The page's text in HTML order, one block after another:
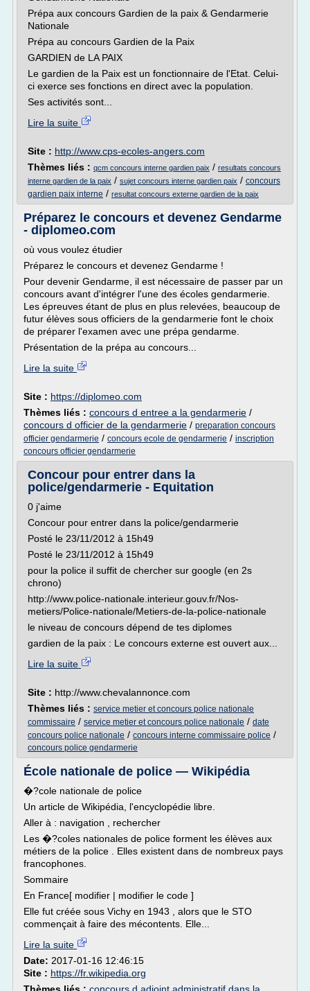
Prépa aux concours Gardien de la paix & Gendarmerie
Nationale
Prépa au concours Gardien de la Paix
GARDIEN de LA PAIX
Le gardien de la Paix est un fonctionnaire de l'Etat. Celui-
ci exerce ses fonctions en direct avec la population.
Ses activités sont...
Lire la suite
Site : http://www.cps-ecoles-angers.com
Thèmes liés : qcm concours interne gardien paix / resultats concours
interne gardien de la paix / sujet concours interne gardien paix / concours
gardien paix interne / resultat concours externe gardien de la paix
Préparez le concours et devenez Gendarme
- diplomeo.com
où vous voulez étudier
Préparez le concours et devenez Gendarme !
Pour devenir Gendarme, il est nécessaire de passer par un
concours avant d'intégrer l'une des écoles gendarmerie.
Les épreuves étant de plus en plus relevées, beaucoup de
futur élèves sous officiers de la gendarmerie font le choix
de préparer l'examen avec une prépa gendarme.
Présentation de la prépa au concours...
Lire la suite
Site : https://diplomeo.com
Thèmes liés : concours d entree a la gendarmerie /
concours d officier de la gendarmerie / preparation concours
officier gendarmerie / concours ecole de gendarmerie / inscription
concours officier gendarmerie
Concour pour entrer dans la
police/gendarmerie - Equitation
0 j'aime
Concour pour entrer dans la police/gendarmerie
Posté le 23/11/2012 à 15h49
Posté le 23/11/2012 à 15h49
pour la police il suffit de chercher sur google (en 2s
chrono)
http://www.police-nationale.interieur.gouv.fr/Nos-
metiers/Police-nationale/Metiers-de-la-police-nationale
le niveau de concours dépend de tes diplomes
gardien de la paix : Le concours externe est ouvert aux...
Lire la suite
Site : http://www.chevalannonce.com
Thèmes liés : service metier et concours police nationale
commissaire / service metier et concours police nationale / date
concours police nationale / concours interne commissaire police /
concours police gendarmerie
École nationale de police — Wikipédia
�?cole nationale de police
Un article de Wikipédia, l'encyclopédie libre.
Aller à : navigation , rechercher
Les �?coles nationales de police forment les élèves aux
métiers de la police . Elles existent dans de nombreux pays
francophones.
Sommaire
En France[ modifier | modifier le code ]
Elle fut créée sous Vichy en 1943 , alors que le STO
commençait à faire des mécontents. Elle...
Lire la suite
Date: 2017-01-16 12:46:15
Site : https://fr.wikipedia.org